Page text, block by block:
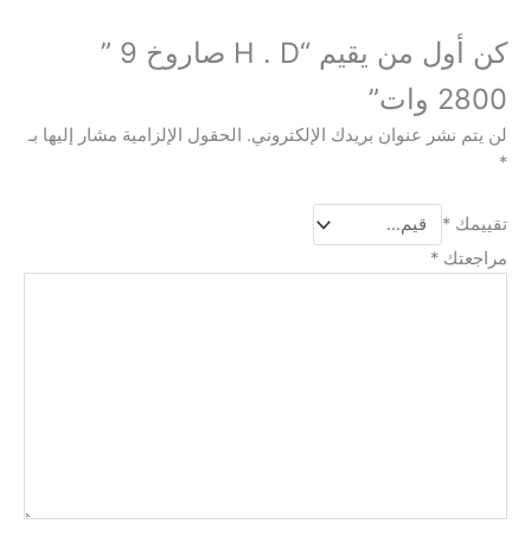
كن أول من يقيم “H . D صاروخ 9 ”
2800 وات”
لن يتم نشر عنوان بريدك الإلكتروني. الحقول الإلزامية مشار إليها بـ
*
تقييمك *
مراجعتك *